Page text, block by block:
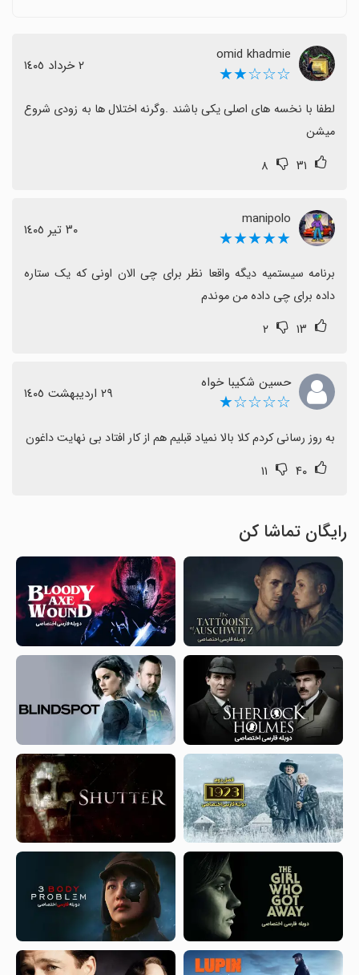
بروزرسانی‌ها فقط از منابع رسمی مانند Google Play انجام
شود تا از احتمال افشای اطلاعات جلوگیری شود.
به طور کلی اگر به امنیت و رمزنگاری کلیدهای سیستم اندروید
باشید.
omid khadmie
☆☆☆★★ ٢ خرداد ١٤٠٥
میشن
۳۱ ۸
manipolo
★★★★★ ٣٠ تیر ١٤٠٥
داده برای چی داده من موندم
۱۳ ۲
حسین شکیبا خواه
☆☆☆☆★ ٢٩ اردیبهشت ١٤٠٥
به روز رسانی کردم کلا بالا نمیاد قبلیم هم از کار افتاد بی نهایت داغون
۴۰ ۱۱
رایگان تماشا کن